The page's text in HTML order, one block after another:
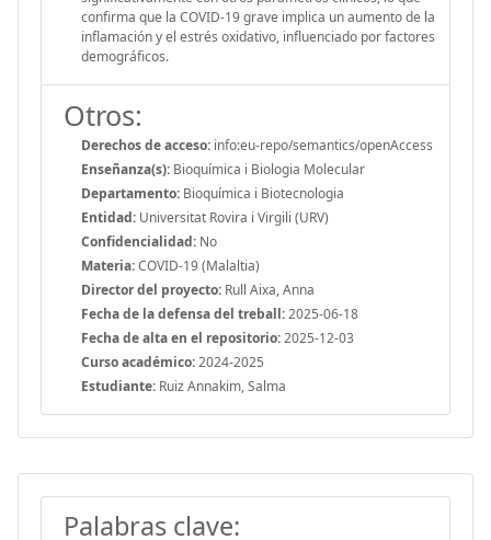
confirma que la COVID-19 grave implica un aumento de la
inflamación y el estrés oxidativo, influenciado por factores
demográficos.
Otros:
Derechos de acceso: info:eu-repo/semantics/openAccess
Enseñanza(s): Bioquímica i Biologia Molecular
Departamento: Bioquímica i Biotecnologia
Entidad: Universitat Rovira i Virgili (URV)
Confidencialidad: No
Materia:COVID-19 (Malaltia)
Director del proyecto: Rull Aixa, Anna
Fecha de la defensa del treball:2025-06-18
Fecha de alta en el repositorio:2025-12-03
Curso académico:2024-2025
Estudiante: Ruiz Annakim, Salma
Palabras clave: